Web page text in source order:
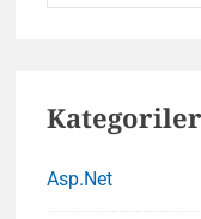
Kategoriler
Asp.Net